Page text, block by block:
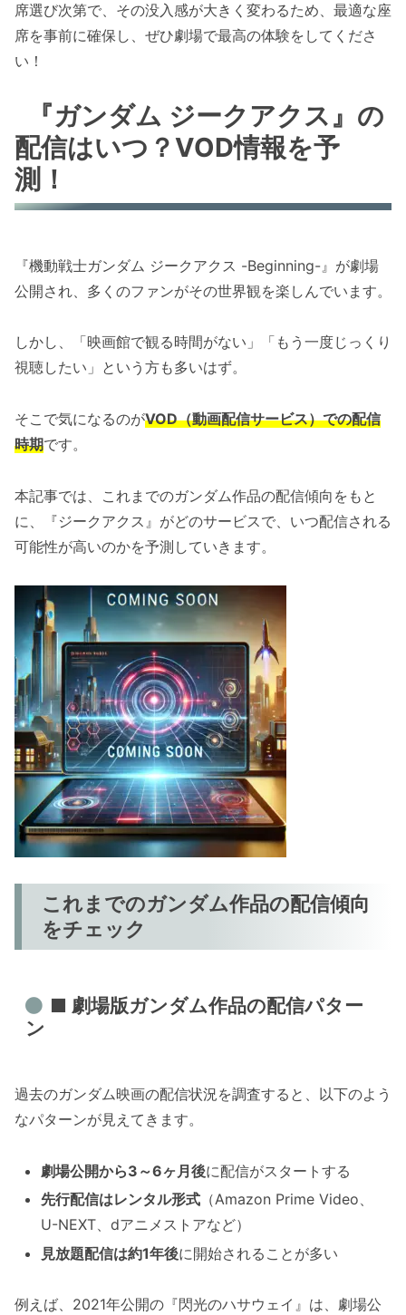
席選び次第で、その没入感が大きく変わるため、最適な座
席を事前に確保し、ぜひ劇場で最高の体験をしてくださ
い！
『ガンダム ジークアクス』の
配信はいつ？VOD情報を予
測！
『機動戦士ガンダム ジークアクス -Beginning-』が劇場
公開され、多くのファンがその世界観を楽しんでいます。
しかし、「映画館で観る時間がない」「もう一度じっくり
視聴したい」という方も多いはず。
そこで気になるのがVOD（動画配信サービス）での配信
時期です。
本記事では、これまでのガンダム作品の配信傾向をもと
に、『ジークアクス』がどのサービスで、いつ配信される
可能性が高いのかを予測していきます。
これまでのガンダム作品の配信傾向
をチェック
■ 劇場版ガンダム作品の配信パター
ン
過去のガンダム映画の配信状況を調査すると、以下のよう
なパターンが見えてきます。
劇場公開から3～6ヶ月後に配信がスタートする
先行配信はレンタル形式 （Amazon Prime Video、
U-NEXT、dアニメストアなど）
見放題配信は約1年後に開始されることが多い
例えば、2021年公開の『閃光のハサウェイ』は、劇場公